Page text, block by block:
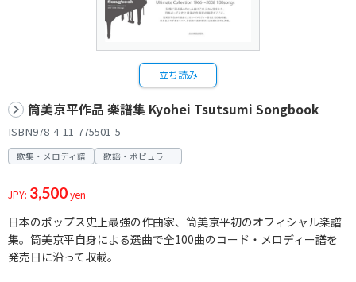
立ち読み
筒美京平作品 楽譜集 Kyohei Tsutsumi Songbook
ISBN978-4-11-775501-5
歌集・メロディ譜 歌謡・ポピュラー
JPY: 3,500yen
日本のポップス史上最強の作曲家、筒美京平初のオフィシャル楽譜
集。筒美京平自身による選曲で全100曲のコード・メロディー譜を
発売日に沿って収載。